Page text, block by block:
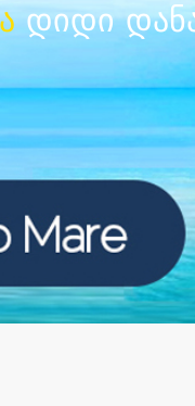
დიდი